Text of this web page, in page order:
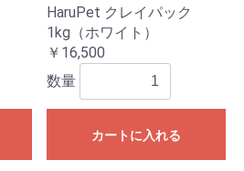
HaruPet クレイパック
1kg（ホワイト）
￥16,500
数量
カートに入れる